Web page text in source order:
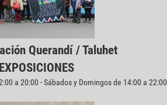
Querandí / Taluhet
EXPOSICIONES
a 20:00 - Sábados y Domingos de 14:00 a 22:00